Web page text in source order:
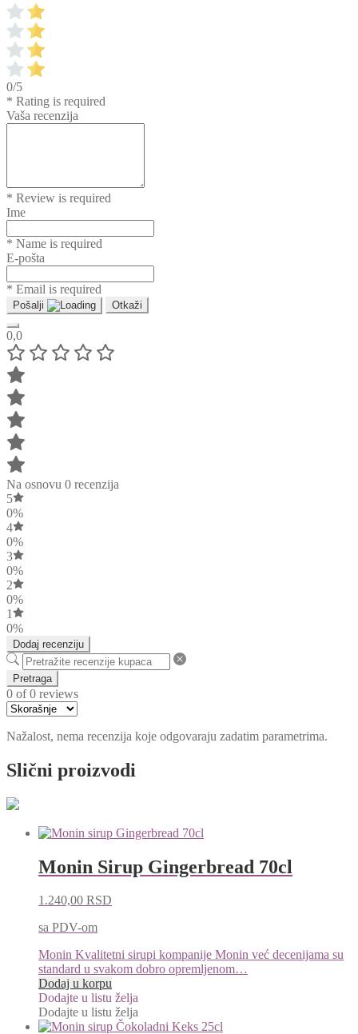
0/5
* Rating is required
Vaša recenzija
* Review is required
Ime
* Name is required
E-pošta
* Email is required
Pošalji Otkaži
0,0
Na osnovu 0 recenzija
5
0%
4
0%
3
0%
2
0%
1
0%
Dodaj recenziju
Pretraga
0 of 0 reviews
Nažalost, nema recenzija koje odgovaraju zadatim parametrima.
Slični proizvodi
Monin Sirup Gingerbread 70cl
1.240,00 RSD
sa PDV-om
Monin Kvalitetni sirupi kompanije Monin već decenijama su
standard u svakom dobro opremljenom…
Dodaj u korpu
Dodajte u listu želja
Dodajte u listu želja